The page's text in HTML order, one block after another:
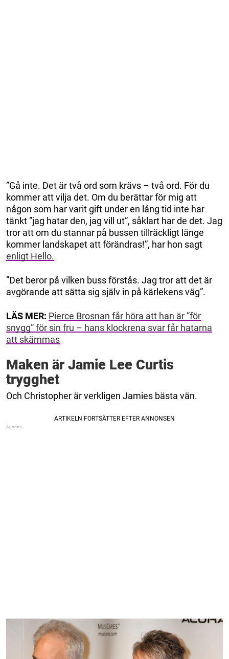
”Gå inte. Det är två ord som krävs – två ord. För du
kommer att vilja det. Om du berättar för mig att
någon som har varit gift under en lång tid inte har
tänkt ”jag hatar den, jag vill ut”, såklart har de det. Jag
tror att om du stannar på bussen tillräckligt länge
kommer landskapet att förändras!”, har hon sagt
enligt Hello.
”Det beror på vilken buss förstås. Jag tror att det är
avgörande att sätta sig själv in på kärlekens väg”.
LÄS MER: Pierce Brosnan får höra att han är ”för
snygg” för sin fru – hans klockrena svar får hatarna
att skämmas
Maken är Jamie Lee Curtis
trygghet
Och Christopher är verkligen Jamies bästa vän.